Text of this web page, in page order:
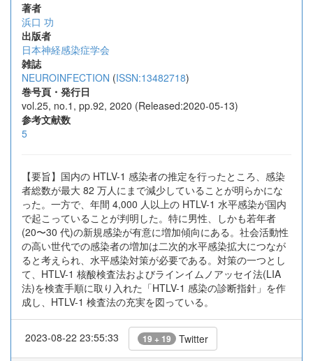
著者
浜口 功
出版者
日本神経感染症学会
雑誌
NEUROINFECTION (ISSN:13482718)
巻号頁・発行日
vol.25, no.1, pp.92, 2020 (Released:2020-05-13)
参考文献数
5
【要旨】国内の HTLV-1 感染者の推定を行ったところ、感染
者総数が最大 82 万人にまで減少していることが明らかにな
った。一方で、年間 4,000 人以上の HTLV-1 水平感染が国内
で起こっていることが判明した。特に男性、しかも若年者
(20〜30 代)の新規感染が有意に増加傾向にある。社会活動性
の高い世代での感染者の増加は二次的水平感染拡大につなが
ると考えられ、水平感染対策が必要である。対策の一つとし
て、HTLV-1 核酸検査法およびラインイムノアッセイ法(LIA
法)を検査手順に取り入れた「HTLV-1 感染の診断指針」を作
成し、HTLV-1 検査法の充実を図っている。
2023-08-22 23:55:33 19 + 19 Twitter